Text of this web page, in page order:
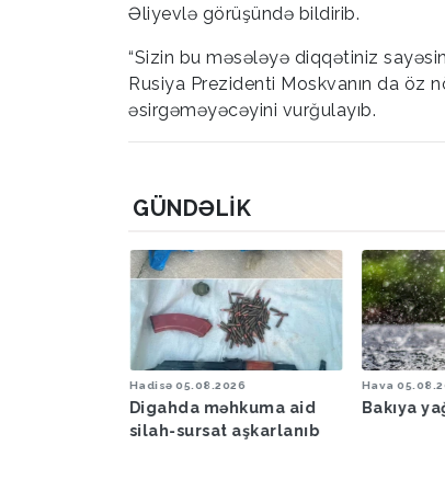
Əliyevlə görüşündə bildirib.
“Sizin bu məsələyə diqqətiniz
Rusiya Prezidenti Moskvanın da öz
əsirgəməyəcəyini vurğulayıb.
GÜNDƏLIK
Hadisə 05.08.2026
Digahda məhkuma aid
silah-sursat aşkarlanıb
Hava
Bakıya